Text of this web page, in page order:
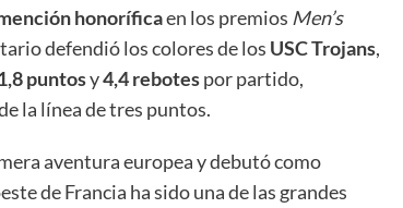
honoríficaen los premios Men’s
defendió los colores de los USC Trojans,
puntosy4,4 rebotespor partido,
la línea de tres puntos.
aventura europea y debutó como
de Francia ha sido una de las grandes